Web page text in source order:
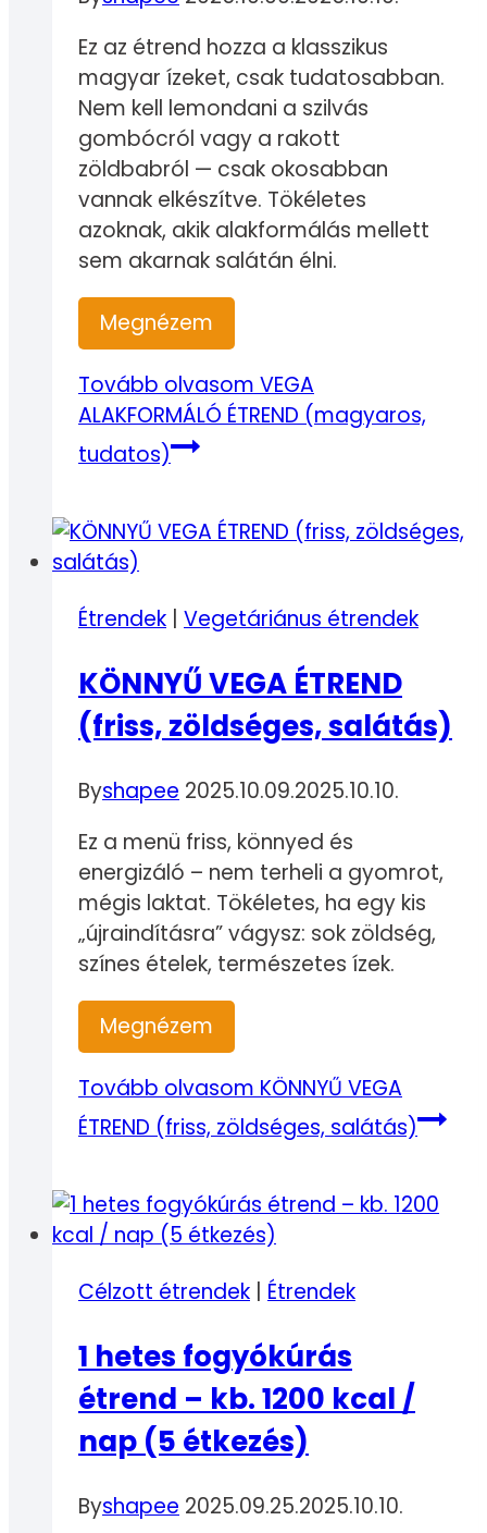
Ez az étrend hozza a klasszikus
magyar ízeket, csak tudatosabban.
Nem kell lemondani a szilvás
gombócról vagy a rakott
zöldbabról — csak okosabban
vannak elkészítve. Tökéletes
azoknak, akik alakformálás mellett
sem akarnak salátán élni.
Megnézem
Tovább olvasomVEGA
ALAKFORMÁLÓ ÉTREND (magyaros,
tudatos)
Étrendek Vegetáriánus étrendek
KÖNNYŰ VEGA ÉTREND
(friss, zöldséges, salátás)
Byshapee 2025.10.09.2025.10.10.
Ez a menü friss, könnyed és
energizáló – nem terheli a gyomrot,
mégis laktat. Tökéletes, ha egy kis
„újraindításra” vágysz: sok zöldség,
színes ételek, természetes ízek.
Megnézem
Tovább olvasomKÖNNYŰ VEGA
ÉTREND (friss, zöldséges, salátás)
Célzott étrendek Étrendek
1 hetes fogyókúrás
étrend – kb. 1200 kcal /
nap (5 étkezés)
Byshapee 2025.09.25.2025.10.10.